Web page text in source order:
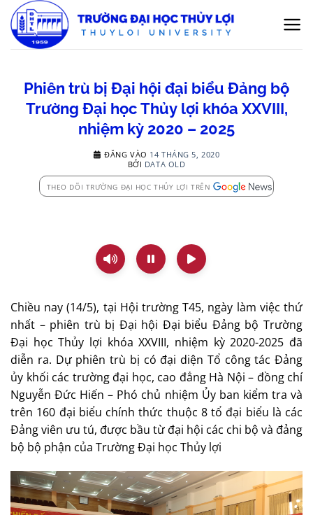
qua
nội
Phiên trù bị Đại hội đại biểu Đảng bộ
Trường Đại học Thủy lợi khóa XXVIII,
nhiệm kỳ 2020 – 2025
ĐĂNG VÀO 14 THÁNG 5, 2020
BỞI DATA OLD
THEO DÕI TRƯỜNG ĐẠI HỌC THỦY LỢI TRÊN
Chiều nay (14/5), tại Hội trường T45, ngày làm việc thứ
nhất – phiên trù bị Đại hội Đại biểu Đảng bộ Trường
Đại học Thủy lợi khóa XXVIII, nhiệm kỳ 2020-2025 đã
diễn ra. Dự phiên trù bị có đại diện Tổ công tác Đảng
ủy khối các trường đại học, cao đẳng Hà Nội – đồng chí
Nguyễn Đức Hiến – Phó chủ nhiệm Ủy ban kiểm tra và
trên 160 đại biểu chính thức thuộc 8 tổ đại biểu là các
Đảng viên ưu tú, được bầu từ đại hội các chi bộ và đảng
bộ bộ phận của Trường Đại học Thủy lợi